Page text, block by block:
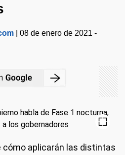
08 de enero de 2021 -
cómo aplicarán las distintas